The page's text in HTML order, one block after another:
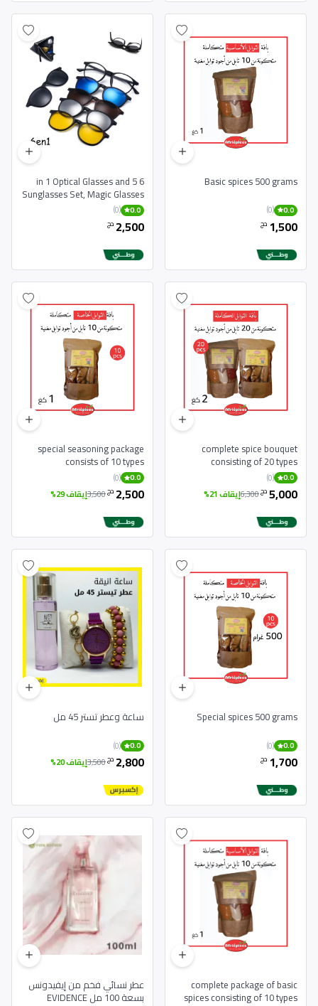
Basic spices 500 grams
0.0
(0)
1,500 دج
6 in 1 Optical Glasses and 5
Sunglasses Set, Magic Glasses
with Different Frames
0.0
(0)
2,500 دج
complete spice bouquet
consisting of 20 types
0.0
(0)
5,000دج6,300إيقاف 21%
special seasoning package
consists of 10 types
0.0
(0)
2,500 دج3,500إيقاف 29%
Special spices 500 grams
0.0
(0)
1,700 دج
ساعة وعطر تستر 45 مل
0.0
(0)
2,800 دج3,500إيقاف 20%
complete package of basic
spices consisting of 10 types
عطر نسائي فخم من إيفيدونس
بسعة 100 مل EVIDENCE